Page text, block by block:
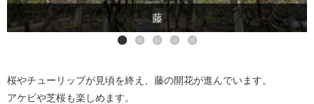
藤
アケビ
芝桜
桜やチューリップが見頃を終え、藤の開花が進んでいます。
アケビや芝桜も楽しめます。